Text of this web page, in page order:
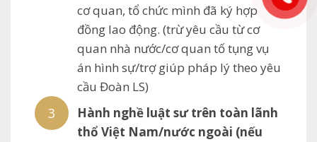
cơ quan, tổ chức mình đã ký hợp
đồng lao động. (trừ yêu cầu từ cơ
quan nhà nước/cơ quan tố tụng vụ
án hình sự/trợ giúp pháp lý theo yêu
cầu Đoàn LS)
Hành nghề luật sư trên toàn lãnh
thổ Việt Nam/nước ngoài (nếu